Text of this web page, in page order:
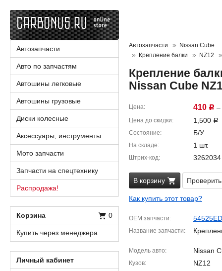
Автозапчасти
Nissan Cube
Крепление балки
NZ12
Крепление
Nissan Cube
Цена 410 Р –
Цена до скидки 1,500 Р
Состояние Б/У
На складе 1 шт.
Штрих-код 3262034
В корзину
Как купить этот товар?
OEM запчасти
Название запчасти
Модель авто Nissan
Кузов NZ12
Автозапчасти
Авто по запчастям
Автошины легковые
Автошины грузовые
Диски колесные
Аксессуары, инструменты
Мото запчасти
Запчасти на спецтехнику
Распродажа!
Корзина 0
Купить через менеджера
Личный кабинет